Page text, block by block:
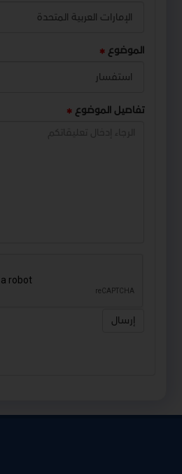
الموضوع
تفاصيل الموضوع
إرسال